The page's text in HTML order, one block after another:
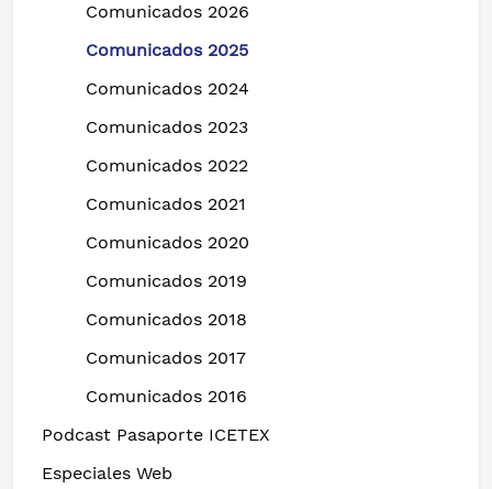
Comunicados 2026
Comunicados 2025
Comunicados 2024
Comunicados 2023
Comunicados 2022
Comunicados 2021
Comunicados 2020
Comunicados 2019
Comunicados 2018
Comunicados 2017
Comunicados 2016
Podcast Pasaporte ICETEX
Especiales Web